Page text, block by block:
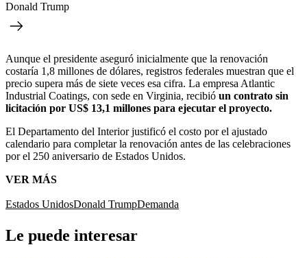
Donald Trump
Aunque el presidente aseguró inicialmente que la renovación
costaría 1,8 millones de dólares, registros federales muestran que el
precio supera más de siete veces esa cifra. La empresa Atlantic
Industrial Coatings, con sede en Virginia, recibió un contrato sin
licitación por US$ 13,1 millones para ejecutar el proyecto.
El Departamento del Interior justificó el costo por el ajustado
calendario para completar la renovación antes de las celebraciones
por el 250 aniversario de Estados Unidos.
VER MÁS
Estados UnidosDonald TrumpDemanda
Le puede interesar